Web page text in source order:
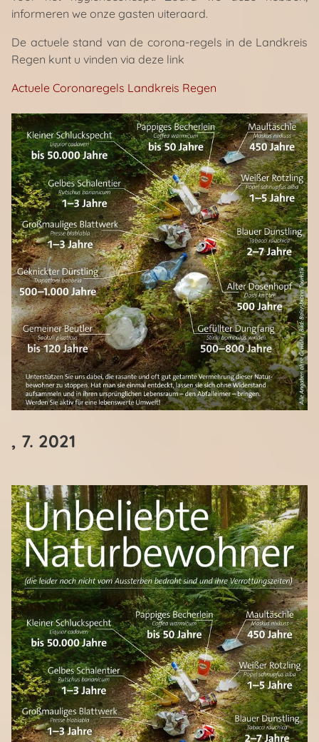
informeren we onze gasten uiteraard.
De actuele stand van de corona-regels in de Landkreis
Regen kunt u vinden via deze link
Actuele Coronaregels Landkreis Regen
, 7. 2021